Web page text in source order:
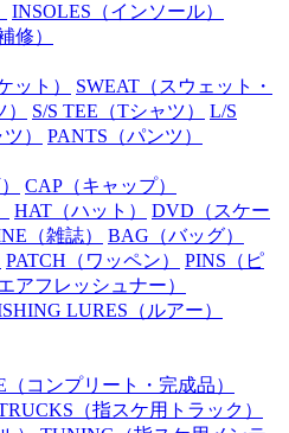
INSOLES （インソール）
修）
ット） SWEAT （スウェット・
S/S TEE （Tシャツ）
L/S
） PANTS （パンツ）
CAP （キャップ）
HAT （ハット） DVD （スケー
（雑誌） BAG （バッグ）
PATCH （ワッペン） PINS （ピ
エアフレッシュナー）
LURES （ルアー）
（コンプリート・完成品）
（指スケ用トラック）